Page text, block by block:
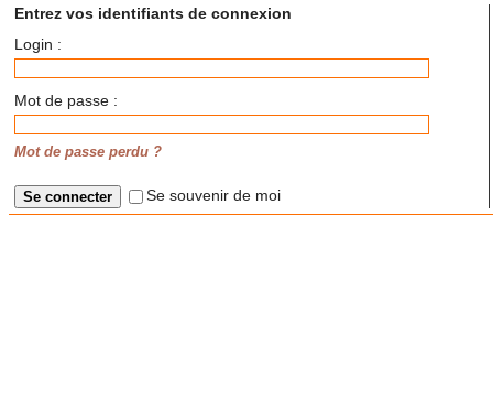
Entrez vos identifiants de connexion
Login :
Mot de passe :
Mot de passe perdu ?
Se souvenir de moi